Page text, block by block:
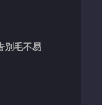
别毛不易